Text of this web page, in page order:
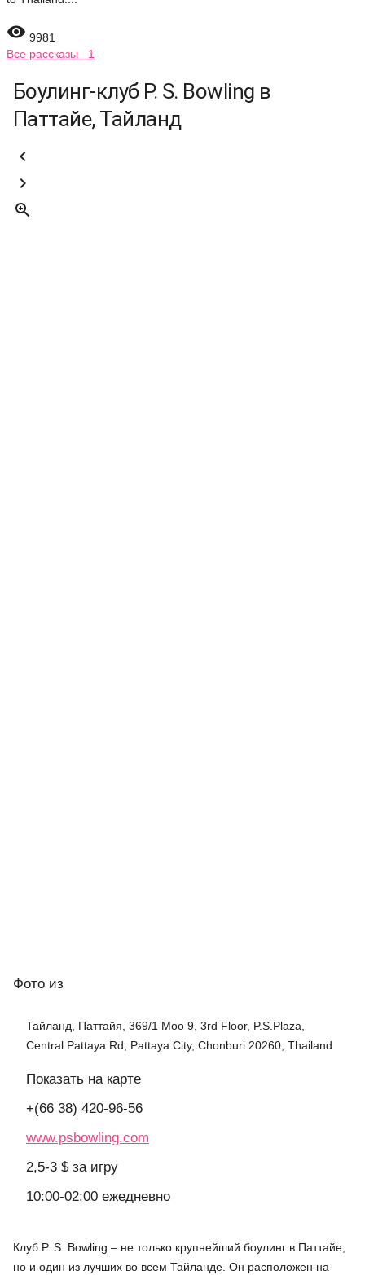
 9981
Все рассказы 1
Боулинг-клуб P. S. Bowling в
Паттайе, Тайланд



Фото из
Тайланд, Паттайя, 369/1 Moo 9, 3rd Floor, P.S.Plaza,
Central Pattaya Rd, Pattaya City, Chonburi 20260, Thailand
Показать на карте
+(66 38) 420-96-56
www.psbowling.com
2,5-3 $ за игру
10:00-02:00 ежедневно
Клуб P. S. Bowling – не только крупнейший боулинг в Паттайе,
но и один из лучших во всем Тайланде. Он расположен на